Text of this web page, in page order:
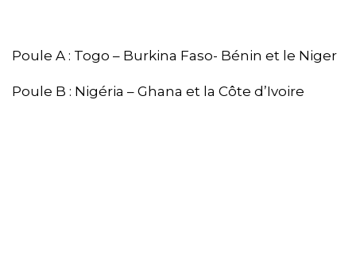
Poule A : Togo – Burkina Faso- Bénin et le Niger
Poule B : Nigéria – Ghana et la Côte d’Ivoire